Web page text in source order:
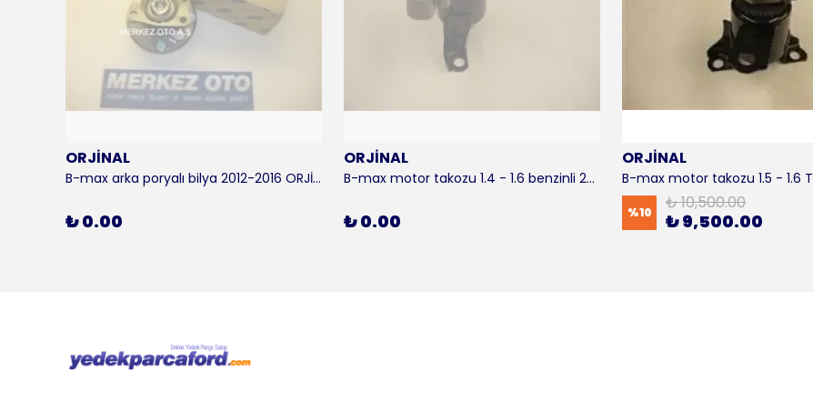
ORJİNAL
B-max arka poryalı bilya 2012-2016 ORJİNAL
₺ 0.00
ORJİNAL
B-max motor takozu 1.4 - 1.6 benzinli 2012-2016 ORJİNAL
₺ 0.00
ORJİNAL
%10 ₺ 10,500.00
₺ 9,500.00